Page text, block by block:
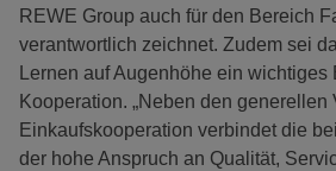
REWE Group auch für den Bereich
verantwortlich zeichnet. Zudem sei
Lernen auf Augenhöhe ein wichtiges
Kooperation. „Neben den generellen
Einkaufskooperation verbindet die
der hohe Anspruch an Qualität,